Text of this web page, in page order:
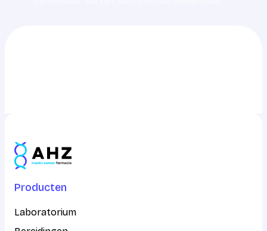
Producten
Laboratorium